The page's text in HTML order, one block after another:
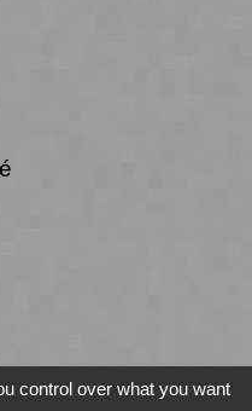
- Accessibilité -
control over what you want